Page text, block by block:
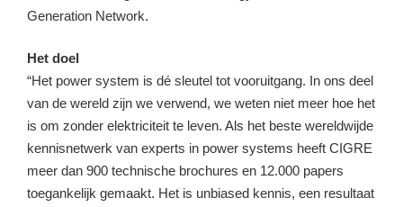
Generation Network.
Het doel
“Het power system is dé sleutel tot vooruitgang. In ons deel
van de wereld zijn we verwend, we weten niet meer hoe het
is om zonder elektriciteit te leven. Als het beste wereldwijde
kennisnetwerk van experts in power systems heeft CIGRE
meer dan 900 technische brochures en 12.000 papers
toegankelijk gemaakt. Het is unbiased kennis, een resultaat